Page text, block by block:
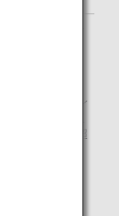
ックインカウン
荷物をお預けく
示いただき、超
希望する旨を、